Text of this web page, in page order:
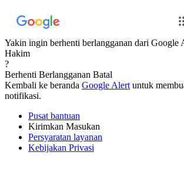
Yakin ingin berhenti berlangganan dari Google
Hakim
?
Berhenti Berlangganan Batal
Kembali ke beranda Google Alert untuk
notifikasi.
Pusat bantuan
Kirimkan Masukan
Persyaratan layanan
Kebijakan Privasi